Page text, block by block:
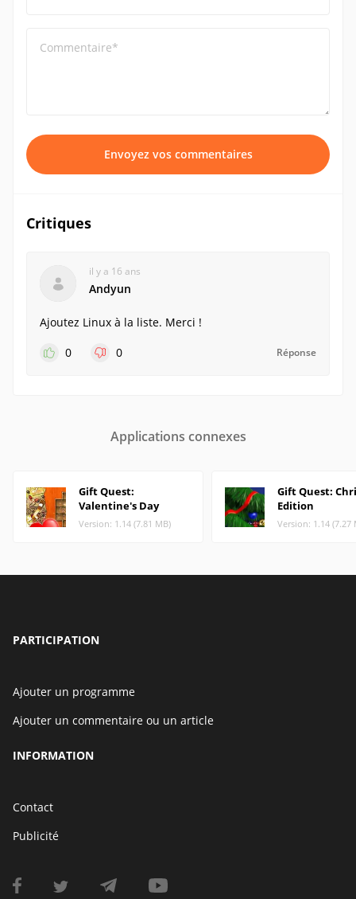
Commentaire*
Envoyez vos commentaires
Critiques
il y a 16 ans
Andyun
Ajoutez Linux à la liste. Merci !
0
0 Réponse
Applications connexes
Gift Quest:
Valentine's Day
Version: 1.14 (7.81 MB)
Gift Quest:
Edition
Version: 1.14 (7.27
PARTICIPATION
Ajouter un programme
Ajouter un commentaire ou un article
INFORMATION
Contact
Publicité